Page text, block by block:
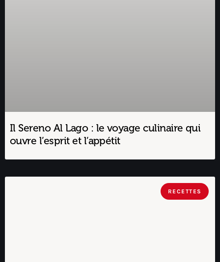
Il Sereno Al Lago : le voyage culinaire qui
ouvre l’esprit et l’appétit
RECETTES